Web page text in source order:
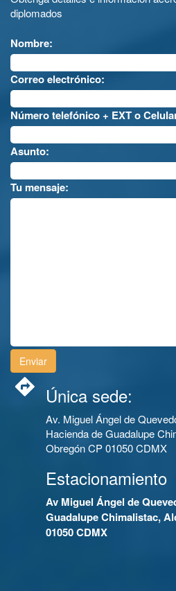
diplomados
Nombre:
Correo electrónico:
Número telefónico + EXT o
Asunto:
Tu mensaje:
Única sede:
Av. Miguel Ángel de
Hacienda de Guadalupe
Obregón CP 01050 CDMX
Estacionamiento
Av Miguel Ángel de
Guadalupe Chimalistac,
01050 CDMX